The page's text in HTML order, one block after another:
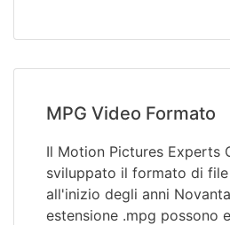
MPG Video Formato
Il Motion Pictures Experts
sviluppato il formato di file
all'inizio degli anni
estensione .mpg possono